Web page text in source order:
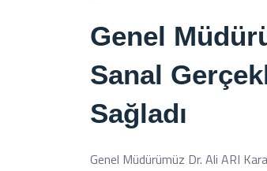
Genel
Sanal
Sağladı
Genel Müdürümüz Dr. Ali ARI